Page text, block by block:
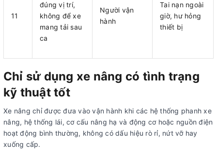
11
đúng vị trí,
không để xe
mang tải sau
ca
Người vận
hành
Tai nạn ngoài
giờ, hư hỏng
thiết bị
Chỉ sử dụng xe nâng có tình trạng
kỹ thuật tốt
Xe nâng chỉ được đưa vào vận hành khi các hệ thống phanh xe
nâng, hệ thống lái, cơ cấu nâng hạ và động cơ hoặc nguồn điện
hoạt động bình thường, không có dấu hiệu rò rỉ, nứt vỡ hay
xuống cấp.